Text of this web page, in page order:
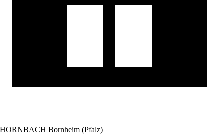
HORNBACH Bornheim (Pfalz)